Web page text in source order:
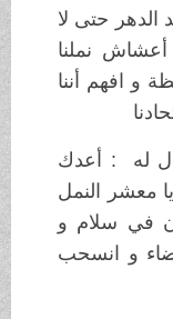
حتى لا
نملنا
أننا
له : أعدك
النمل
سلام و
و انسحب